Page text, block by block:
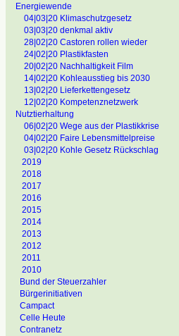
Energiewende
04|03|20 Klimaschutzgesetz
03|03|20 denkmal aktiv
28|02|20 Castoren rollen wieder
24|02|20 Plastikfasten
20|02|20 Nachhaltigkeit Film
14|02|20 Kohleausstieg bis 2030
13|02|20 Lieferkettengesetz
12|02|20 Kompetenznetzwerk
Nutztierhaltung
06|02|20 Wege aus der Plastikkrise
04|02|20 Faire Lebensmittelpreise
03|02|20 Kohle Gesetz Rückschlag
2019
2018
2017
2016
2015
2014
2013
2012
2011
2010
Bund der Steuerzahler
Bürgerinitiativen
Campact
Celle Heute
Contranetz